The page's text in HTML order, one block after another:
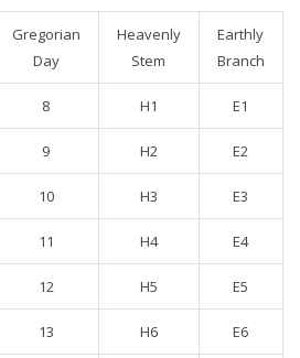
Gregorian
Day
Heavenly
Stem
Earthly
Branch
8 H1 E1
9 H2 E2
10 H3 E3
11 H4 E4
12 H5 E5
13 H6 E6